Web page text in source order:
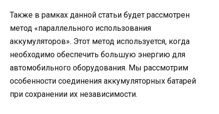
Также в рамках данной статьи будет рассмотрен
метод «параллельного использования
аккумуляторов». Этот метод используется, когда
необходимо обеспечить большую энергию для
автомобильного оборудования. Мы рассмотрим
особенности соединения аккумуляторных батарей
при сохранении их независимости.